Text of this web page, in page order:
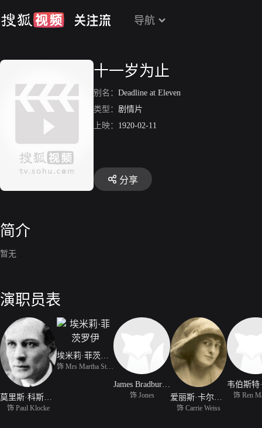
导航
十一岁为止
别名： Deadline at Eleven
类型： 剧情片
上映： 1920-02-11
分享
简介
暂无
演职员表
饰 Paul Klocke
埃米莉·菲茨罗伊
饰 Mrs Martha Stevens
James Bradbury Jr.
饰 Jones
饰 Carrie Weiss
饰 Ren